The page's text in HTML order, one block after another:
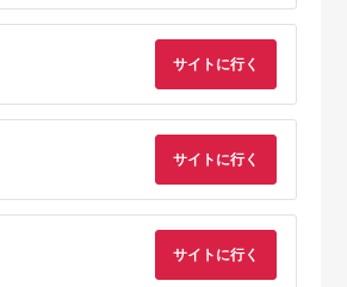
出典：ふるラボ
5.0
出典：ふるさとチョ
北海道 北斗市
三菱重工浦和レッズ
ピストバター トラピ
ト発酵バター ギフト
贈答 プレゼント 便利
寄付金額:
サイトに行く
サイトに行く
サイトに行く